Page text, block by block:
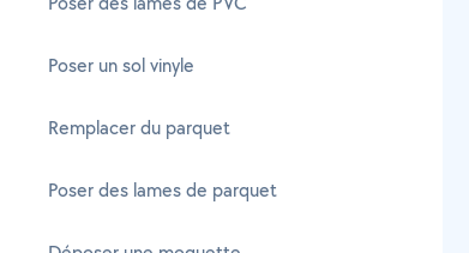
Poser un sol vinyle
Remplacer du parquet
Poser des lames de parquet